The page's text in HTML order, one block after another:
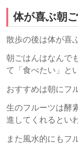
体が喜ぶ朝
散歩の後は体が喜
朝ごはんはなんで
て「食べたい」と
おすすめは朝にフ
生のフルーツは酵
進してくれるとい
また風水的にもフ